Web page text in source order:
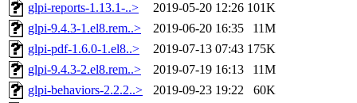
glpi-reports-1.13.1-..>
2019-05-20 12:26 101K
glpi-9.4.3-1.el8.rem..>
2019-06-20 16:35
11M
glpi-pdf-1.6.0-1.el8..>
2019-07-13 07:43 175K
glpi-9.4.3-2.el8.rem..>
2019-07-19 16:13
11M
glpi-behaviors-2.2.2..>
2019-09-23 19:22
60K